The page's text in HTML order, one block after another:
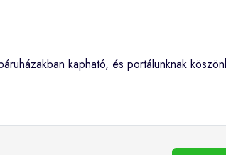
kapható, és portálunknak